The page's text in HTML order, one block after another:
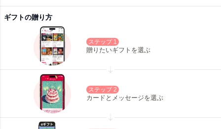
ギフトの贈り方
ステップ 1
贈りたいギフトを選ぶ
ステップ 2
カードとメッセージを選ぶ